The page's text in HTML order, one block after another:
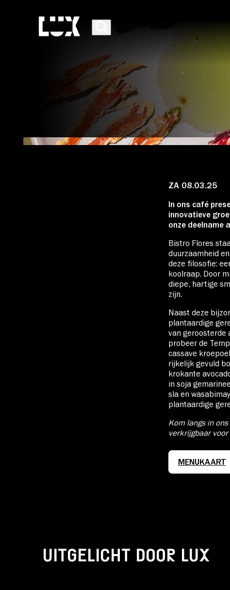
AGENDA
CAFÉ-RESTAURANT
ZA 08.03.25
In ons café
innovatieve
onze deelname
Bistro Flores
duurzaamheid
deze filosofie:
koolraap. Door
diepe, hartige
zijn.
Naast deze
plantaardige
van geroosterde
probeer de
cassave
rijkelijk gevuld
krokante
in soja
sla en
plantaardige
Kom langs in
verkrijgbaar
MENUKAART
UITGELICHT DOOR LUX